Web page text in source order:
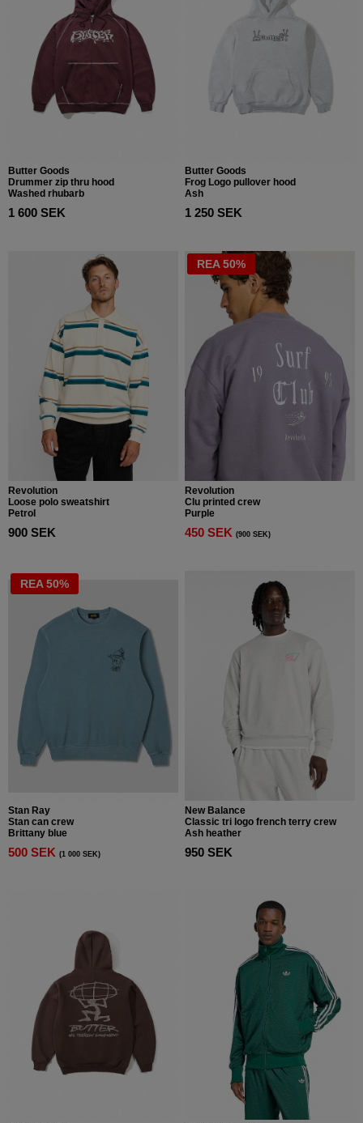
Butter Goods
Drummer zip thru hood
Washed rhubarb
1 600 SEK
Butter Goods
Frog Logo pullover hood
Ash
1 250 SEK
Revolution
Loose polo sweatshirt
Petrol
900 SEK
REA 50%
Revolution
Clu printed crew
Purple
450 SEK (900 SEK)
REA 50%
Stan Ray
Stan can crew
Brittany blue
500 SEK (1 000 SEK)
New Balance
Classic tri logo french terry crew
Ash heather
950 SEK